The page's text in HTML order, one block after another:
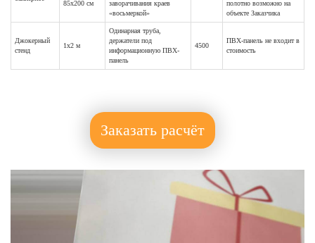
85х200 см
заворачивания краев
«восьмеркой»
полотно возможно на
объекте Заказчика
Джокерный
стенд
1х2 м
Одинарная труба,
держатели под
информационную ПВХ-
панель
4500
ПВХ-панель не входит в
стоимость
Заказать расчёт